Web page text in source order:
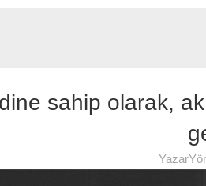
sahip olarak,
Yazar